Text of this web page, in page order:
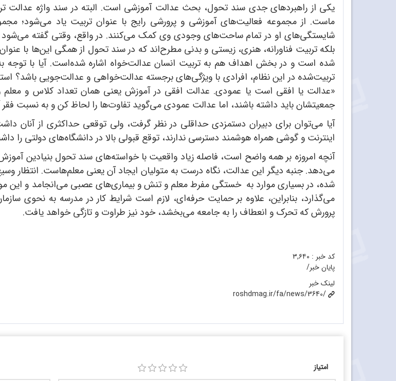
یکی از راهبردهای جدی سند تحول، بحث عدالت آموزشی است. البته در سند واژه
ماست. از مجموعه فعالیت‌های آموزشی و پرورشی رایج با عنوان تربیت یاد می‌شود؛
شایستگی‌های او در تمام ساحت‌های وجودی وی کمک می‌کنند. در واقع، وقتی گفته می‌شود
بلکه تربیت فناورانه، هنری، زیستی و بدنی مطرح‌اند که در سند تحول از همگی این‌ها با
شده است و در بخش اهداف هم به تربیت انسان عدالت‌خواه اشاره شده‌است. آیا با توجه
تربیت‌شده در این نظام، افرادی با ویژگی‌های برجسته عدالت‌خواهی و عدالت‌جویی باشد؟
«عدالت یا افقی است یا عمودی. عدالت افقی در آموزش یعنی همان تعداد کلاس و معلم
جمعیتشان باید داشته باشند، اما عدالت عمودی می‌گوید تفاوت‌ها را لحاظ کن و به نسبت
آیا می‌توان برای دبیران دستمزدی حداقلی در نظر گرفت، ولی توقعی حداکثری از آنان
اینترنت و گوشی همراه هوشمند دسترسی ندارند، توقع قبولی بالا در دانشگاه‌های دولتی را
آنچه امروزه بر همه واضح است، فاصله زیاد واقعیت با خواسته‌های سند تحول بنیادین
می‌دهد. جنبه دیگر این عدالت، نگاه درست به متولیان ایجاد آن یعنی معلم‌هاست. انتظار
شده، در بسیاری موارد به خستگی مفرط معلم و تنش و بیماری‌های عصبی می‌انجامد و این
می‌گذارد، بنابراین، علاوه بر حمایت حرفه‌ای، لازم است شرایط کار در مدرسه به نحوی
پرورش که تحرک و انعطاف را به جامعه می‌بخشد، خود نیز طراوت و تازگی خواهد یافت.
کد خبر : ۳,۶۴۰
پایان خبر/
لینک خبر
roshdmag.ir/fa/news/3640/
امتیاز